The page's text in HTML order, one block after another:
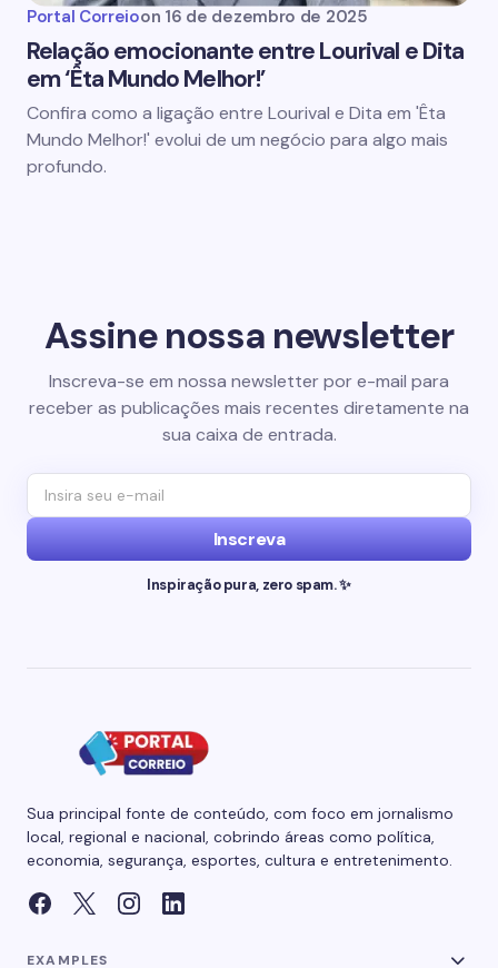
Portal Correioon 16 de dezembro de 2025
Relação emocionante entre Lourival e Dita
em ‘Êta Mundo Melhor!’
Confira como a ligação entre Lourival e Dita em 'Êta
Mundo Melhor!' evolui de um negócio para algo mais
profundo.
Assine nossa newsletter
Inscreva-se em nossa newsletter por e-mail para
receber as publicações mais recentes diretamente na
sua caixa de entrada.
Inscreva
Inspiração pura, zero spam. ✨
Sua principal fonte de conteúdo, com foco em jornalismo
local, regional e nacional, cobrindo áreas como política,
economia, segurança, esportes, cultura e entretenimento.
EXAMPLES